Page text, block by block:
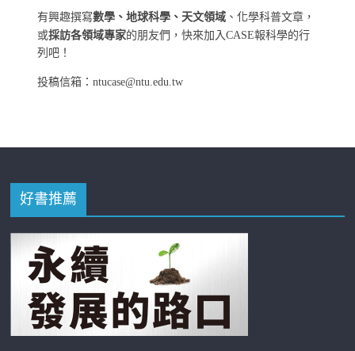
有興趣撰寫數學、地球科學、天文領域 、化學科普文章，
或採訪各領域專家的朋友們，快來加入CASE報科學的行
列吧！
投稿信箱：ntucase@ntu.edu.tw
好書推薦